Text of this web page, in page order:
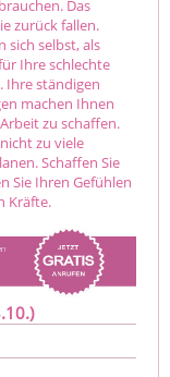
Das
zurück fallen.
sich selbst, als
Ihre schlechte
Ihre ständigen
machen Ihnen
zu schaffen.
zu viele
Schaffen Sie
Sie Ihren Gefühlen
Kräfte.